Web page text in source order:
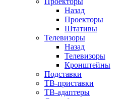
Назад
Проекторы
Штативы
Телевизоры
Назад
Телевизоры
Кронштейны
Подставки
ТВ-приставки
ТВ-адаптеры